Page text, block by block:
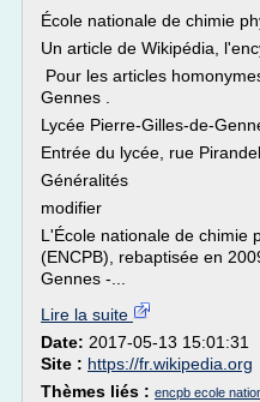
École nationale de chimie
Un article de Wikipédia,
Pour les articles
Gennes .
Lycée Pierre-Gilles-de-
Entrée du lycée, rue
Généralités
modifier
L'École nationale de chimie
(ENCPB), rebaptisée en
Gennes -...
Lire la suite
Date: 2017-05-13 15:01:31
Site : https://fr.wikipedia.org
Thèmes liés : encpb ecole